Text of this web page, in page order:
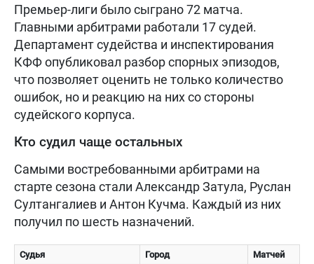
Премьер-лиги было сыграно 72 матча.
Главными арбитрами работали 17 судей.
Департамент судейства и инспектирования
КФФ опубликовал разбор спорных эпизодов,
что позволяет оценить не только количество
ошибок, но и реакцию на них со стороны
судейского корпуса.
Кто судил чаще остальных
Самыми востребованными арбитрами на
старте сезона стали Александр Затула, Руслан
Султангалиев и Антон Кучма. Каждый из них
получил по шесть назначений.
Судья Город
Матчей